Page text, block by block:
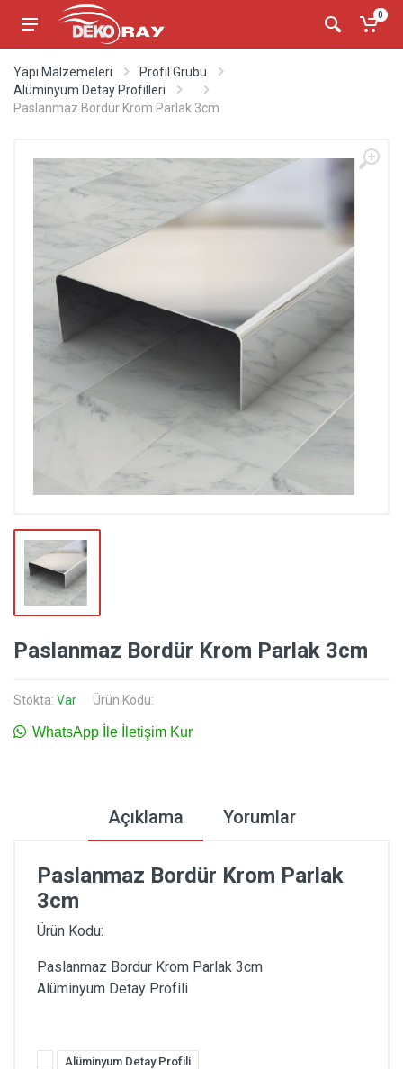
0
Yapı Malzemeleri
Profil Grubu
Alüminyum Detay Profilleri
Paslanmaz Bordür Krom Parlak 3cm
Paslanmaz Bordür Krom Parlak 3cm
Stokta: Var Ürün Kodu:
WhatsApp İle İletişim Kur
Açıklama Yorumlar
Paslanmaz Bordür Krom Parlak
3cm
Ürün Kodu:
Paslanmaz Bordur Krom Parlak 3cm
Alüminyum Detay Profili
Alüminyum Detay Profili